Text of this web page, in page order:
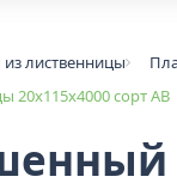
лиственницы
20x115х4000 сорт АВ